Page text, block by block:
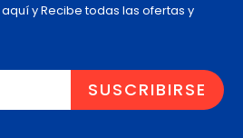
y Recibe todas las ofertas y